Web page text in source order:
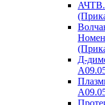
АЧТВ.
Д-